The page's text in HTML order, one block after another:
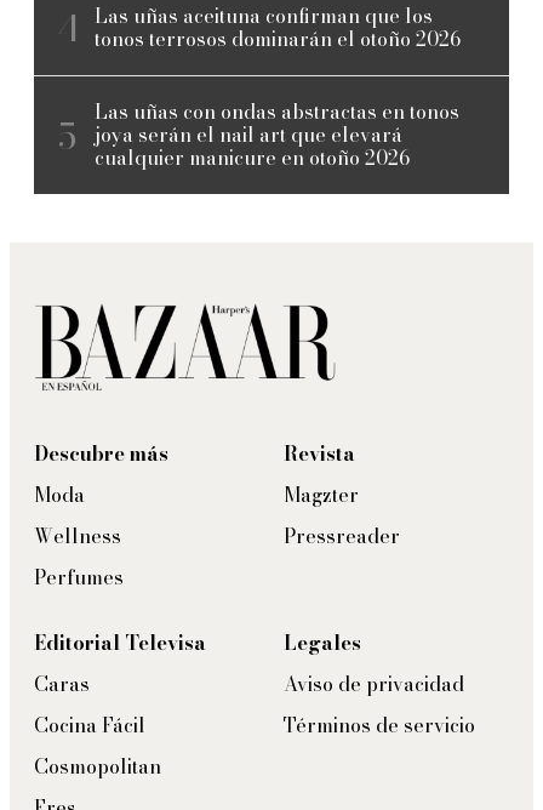
Las uñas aceituna confirman que los
tonos terrosos dominarán el otoño 2026
Las uñas con ondas abstractas en tonos
joya serán el nail art que elevará
cualquier manicure en otoño 2026
Descubre más
Moda
Wellness
Perfumes
Revista
Magzter
Pressreader
Editorial Televisa
Caras
Cocina Fácil
Cosmopolitan
Legales
Aviso de privacidad
Términos de servicio